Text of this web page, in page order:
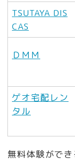
TSUTAYA DIS
CAS
ＤＭＭ
ゲオ宅配レン
タル
無料体験がで